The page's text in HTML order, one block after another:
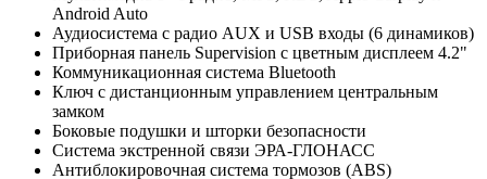
Android Auto
Аудиосистема с радио AUX и USB входы (6 динамиков)
Приборная панель Supervision с цветным дисплеем 4.2"
Коммуникационная система Bluetooth
Ключ с дистанционным управлением центральным
замком
Боковые подушки и шторки безопасности
Система экстренной связи ЭРА-ГЛОНАСС
Антиблокировочная система тормозов (ABS)